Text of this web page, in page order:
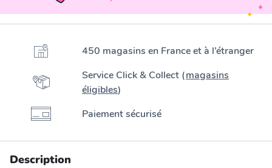
450 magasins en France et à l’étranger
Service Click & Collect (magasins
éligibles)
Paiement sécurisé
Description